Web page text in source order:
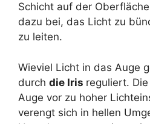
Schicht auf der
dazu bei, das Licht zu
zu leiten.
Wieviel Licht in das Auge
durch die Iris reguliert.
Auge vor zu hoher
verengt sich in hellen